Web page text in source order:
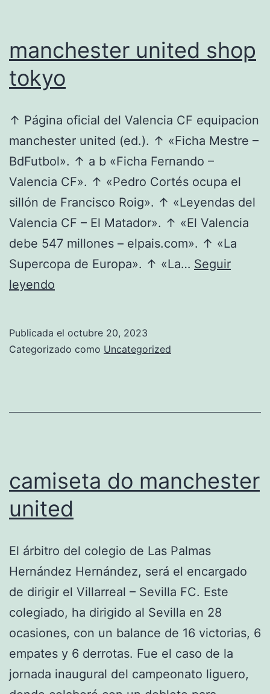
manchester united shop
tokyo
↑ Página oficial del Valencia CF equipacion
manchester united (ed.). ↑ «Ficha Mestre –
BdFutbol». ↑ a b «Ficha Fernando –
Valencia CF». ↑ «Pedro Cortés ocupa el
sillón de Francisco Roig». ↑ «Leyendas del
Valencia CF – El Matador». ↑ «El Valencia
debe 547 millones – elpais.com». ↑ «La
Supercopa de Europa». ↑ «La… Seguir
leyendo
tokyo
Publicada el octubre 20, 2023
Categorizado como Uncategorized
camiseta do manchester
united
El árbitro del colegio de Las Palmas
Hernández Hernández, será el encargado
de dirigir el Villarreal – Sevilla FC. Este
colegiado, ha dirigido al Sevilla en 28
ocasiones, con un balance de 16 victorias, 6
empates y 6 derrotas. Fue el caso de la
jornada inaugural del campeonato liguero,